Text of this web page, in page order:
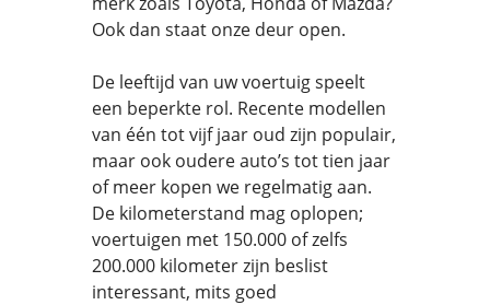
Ook dan staat onze deur open.
De leeftijd van uw voertuig speelt
een beperkte rol. Recente modellen
van één tot vijf jaar oud zijn populair,
maar ook oudere auto’s tot tien jaar
of meer kopen we regelmatig aan.
De kilometerstand mag oplopen;
voertuigen met 150.000 of zelfs
200.000 kilometer zijn beslist
interessant, mits goed